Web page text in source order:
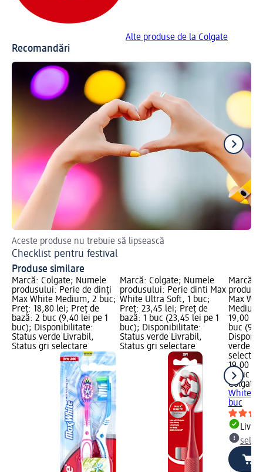
Alte produse de la Colgate
Recomandări
Aceste produse nu trebuie să lipsească
Checklist pentru festival
Produse similare
Marcă: Colgate; Numele
produsului: Perie de dinți
Max White Medium, 2 buc;
Preț: 18,80 lei; Preț de
bază: 2 buc (9,40 lei pe 1
buc); Disponibilitate:
Status verde Livrabil,
Status gri selectare
Marcă: Colgate; Numele
produsului: Perie dinti Max
White Ultra Soft, 1 buc;
Preț: 23,45 lei; Preț de
bază: 1 buc (23,45 lei pe 1
buc); Disponibilitate:
Status verde Livrabil,
Status gri selectare
Marcă:
Max
19,00
buc
verde
19,00 lei
2 buc
Colgate
White
buc